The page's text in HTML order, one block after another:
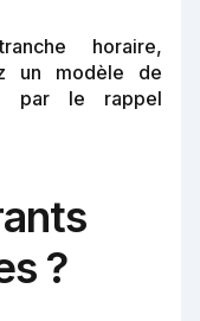
horaire,
un modèle de
par le rappel
?